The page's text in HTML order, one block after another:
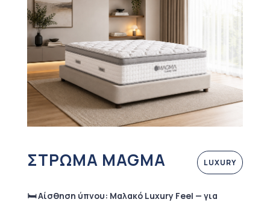
ΣΤΡΩΜΑ MAGMA LUXURY
🛏️ Αίσθηση ύπνου: Μαλακό Luxury Feel — για